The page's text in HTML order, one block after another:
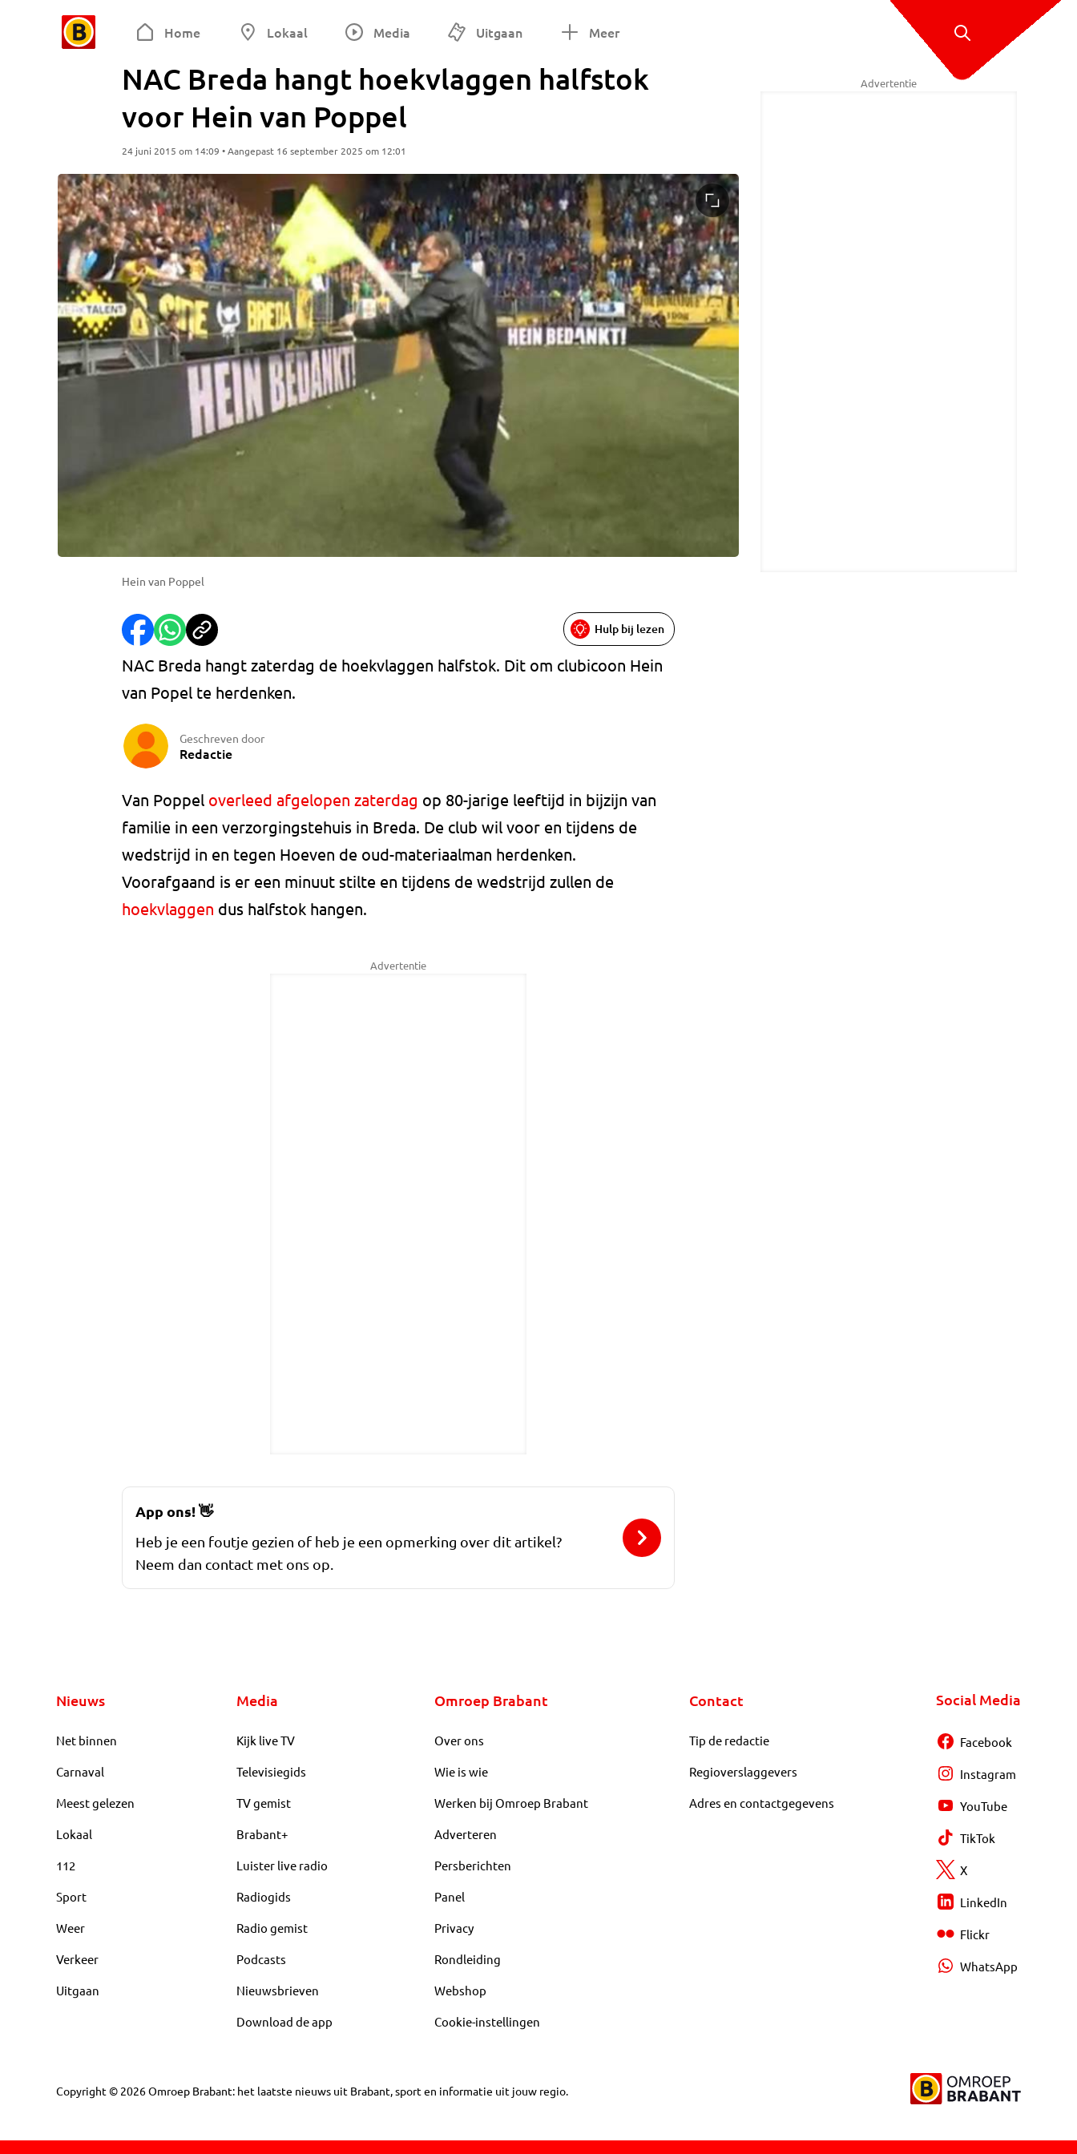
Home Lokaal Media Uitgaan Meer
NAC Breda hangt hoekvlaggen halfstok
voor Hein van Poppel
24 juni 2015 om 14:09 • Aangepast 16 september 2025 om 12:01
Hein van Poppel
Hulp bij lezen
NAC Breda hangt zaterdag de hoekvlaggen halfstok. Dit om clubicoon Hein
van Popel te herdenken.
Geschreven door
Redactie
Van Poppel overleed afgelopen zaterdag op 80-jarige leeftijd in bijzijn van
familie in een verzorgingstehuis in Breda. De club wil voor en tijdens de
wedstrijd in en tegen Hoeven de oud-materiaalman herdenken.
Voorafgaand is er een minuut stilte en tijdens de wedstrijd zullen de
hoekvlaggen dus halfstok hangen.
Advertentie
Advertentie
App ons!👋
Heb je een foutje gezien of heb je een opmerking over dit artikel?
Neem dan contact met ons op.
Nieuws
Net binnen
Carnaval
Meest gelezen
Lokaal
112
Sport
Weer
Verkeer
Uitgaan
Media
Kijk live TV
Televisiegids
TV gemist
Brabant+
Luister live radio
Radiogids
Radio gemist
Podcasts
Nieuwsbrieven
Download de app
Omroep Brabant
Over ons
Wie is wie
Werken bij Omroep Brabant
Adverteren
Persberichten
Panel
Privacy
Rondleiding
Webshop
Cookie-instellingen
Contact
Tip de redactie
Regioverslaggevers
Adres en contactgegevens
Social Media
Facebook
Instagram
YouTube
TikTok
X
LinkedIn
Flickr
WhatsApp
Copyright © 2026Omroep Brabant: het laatste nieuws uit Brabant, sport en informatie uit jouw regio.